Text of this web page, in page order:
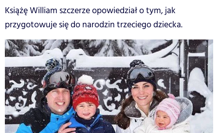
Książę William szczerze opowiedział o tym, jak
przygotowuje się do narodzin trzeciego dziecka.